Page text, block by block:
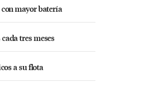
mayor batería
tres meses
a su flota